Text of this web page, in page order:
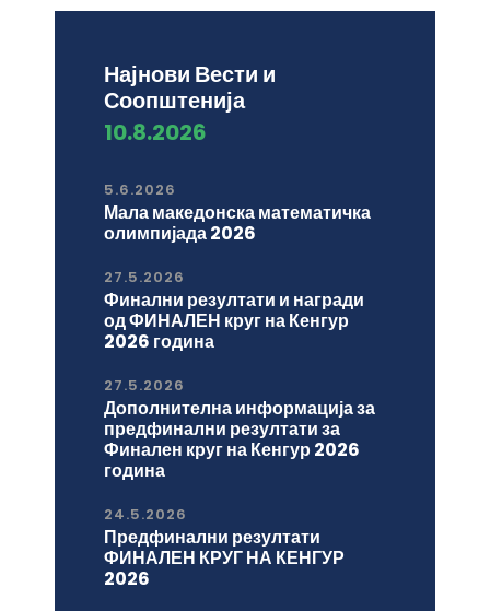
Најнови Вести и
Соопштенија
10.8.2026
5.6.2026
Мала македонска математичка
олимпијада 2026
27.5.2026
Финални резултати и награди
од ФИНАЛЕН круг на Кенгур
2026 година
27.5.2026
Дополнителна информација за
предфинални резултати за
Финален круг на Кенгур 2026
година
24.5.2026
Предфинални резултати
ФИНАЛЕН КРУГ НА КЕНГУР
2026